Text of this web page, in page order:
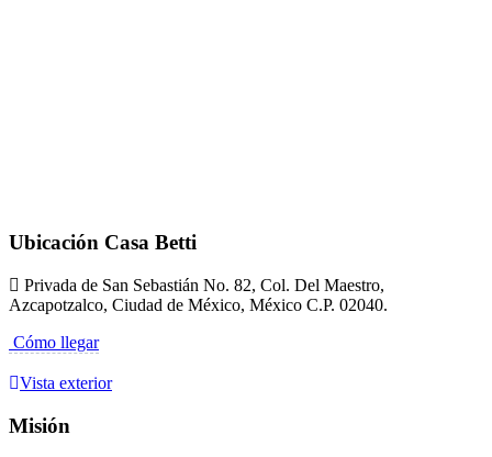
Ubicación Casa Betti
Privada de San Sebastián No. 82, Col. Del Maestro,
Azcapotzalco, Ciudad de México, México C.P. 02040.
Cómo llegar
Vista exterior
Misión